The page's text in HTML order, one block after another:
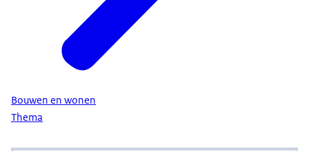
Bouwen en wonen
Thema